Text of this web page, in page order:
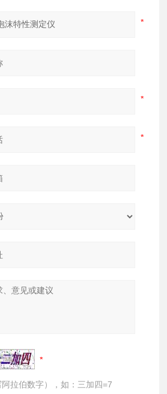
拉伯数字），如：三加四=7